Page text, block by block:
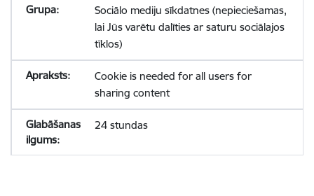
Sociālo mediju sīkdatnes (nepieciešamas,
lai Jūs varētu dalīties ar saturu sociālajos
tīklos)
Cookie is needed for all users for
sharing content
24 stundas